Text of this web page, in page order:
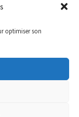
optimiser son